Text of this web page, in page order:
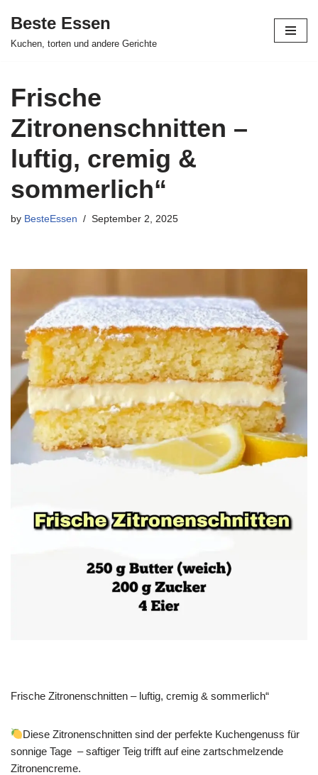
Skip
Beste Essen
Kuchen, torten und andere Gerichte
Frische
Zitronenschnitten –
luftig, cremig &
sommerlich“
by BesteEssen September 2, 2025
Frische Zitronenschnitten – luftig, cremig & sommerlich“
Diese Zitronenschnitten sind der perfekte Kuchengenuss für
sonnige Tage – saftiger Teig trifft auf eine zartschmelzende
Zitronencreme.